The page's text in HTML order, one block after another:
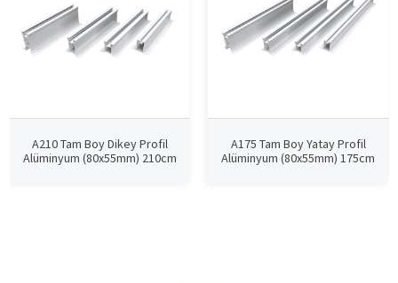
A210 Tam Boy Dikey Profil
Alüminyum (80x55mm) 210cm
A175 Tam Boy Yatay Profil
Alüminyum (80x55mm) 175cm